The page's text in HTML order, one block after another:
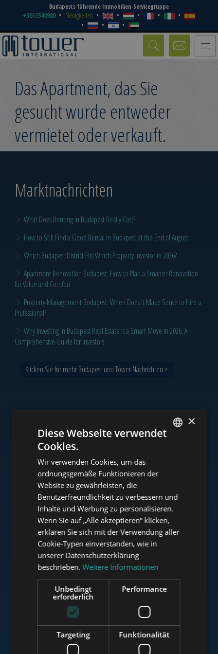
Budapests führende Immobilien-Servicegruppe
+3613540980 Neuigkeiten
Toggle
Das Apartment, das Sie
gesucht wurde entweder
vermietet oder verkauft.
Marktnachrichten
What Does Renting in Budapest Really Cost?
How to Still Find a Good Rental in Budapest at the End of August
Which Budapest District Fits Which Property Investor in 2026?
Apartment Renovation Budapest: How to Plan a Smarter Renovation
for Value and Comfort
Property Management Budapest: When Does It Make Sense to Hire a
Professional?
Why Investing in Budapest Real Estate is a Smart Move in 2026: A
Comprehensive Guide for Investors
Klicken Sie für mehr Budapest und Tower Nachrichten >
Unser Portfolio
www.tower-investments.com
www.towerassistance.com
www.towerconsulting.hu
www.mybudapesthome.com
FRENCH
ITALIAN
SPANISH
RUSSIAN
×
Diese Webseite verwendet
Cookies.
Wir verwenden Cookies, um das
ordnungsgemäße Funktionieren der
Website zu gewährleisten, die
Benutzerfreundlichkeit zu verbessern und
Inhalte und Werbung zu personalisieren.
Wenn Sie auf „Alle akzeptieren“ klicken,
erklären Sie sich mit der Verwendung aller
Cookie-Typen einverstanden, wie in
unserer Datenschutzerklärung
beschrieben. Weitere Informationen
Unbedingt
erforderlich
Performance
Targeting Funktionalität